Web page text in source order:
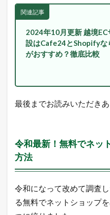
信
中
！
2
本
日
場
と
シ
ョ
ッ
ピ
グ
の
売
関連記事
2024年10月更新 越境EC
設はCafe24とShopifyな
がおすすめ？徹底比較
最後までお読みいただき
令和最新！無料でネッ
方法
令和になって改めて調査
る無料でネットショップ